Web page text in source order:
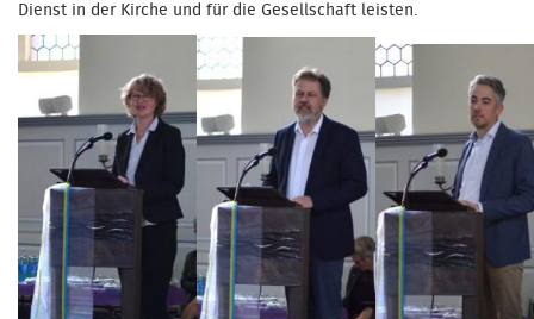
Dienst in der Kirche und für die Gesellschaft leisten.